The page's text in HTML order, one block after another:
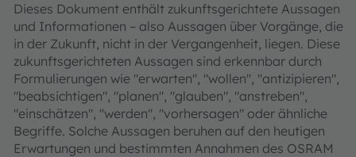
Dieses Dokument enthält zukunftsgerichtete Aussagen
und Informationen – also Aussagen über Vorgänge, die
in der Zukunft, nicht in der Vergangenheit, liegen. Diese
zukunftsgerichteten Aussagen sind erkennbar durch
Formulierungen wie "erwarten", "wollen", "antizipieren",
"beabsichtigen", "planen", "glauben", "anstreben",
"einschätzen", "werden", "vorhersagen" oder ähnliche
Begriffe. Solche Aussagen beruhen auf den heutigen
Erwartungen und bestimmten Annahmen des OSRAM